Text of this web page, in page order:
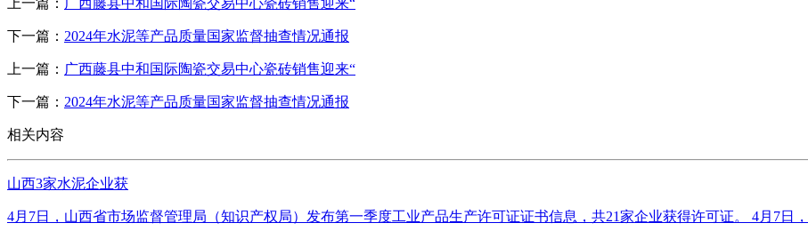
下一篇： 2024年水泥等产品质量国家监督抽查情况通报
上一篇： 广西藤县中和国际陶瓷交易中心瓷砖销售迎来“
下一篇： 2024年水泥等产品质量国家监督抽查情况通报
相关内容
山西3家水泥企业获
4月7日，山西省市场监督管理局（知识产权局）发布第一季度工业产品生产许可证证书信息，共21家企业获得许可证。 4月7日